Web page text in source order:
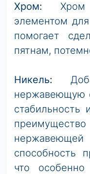
Хром:
элементом
помогает
пятнам,
Никель:
нержавеющую
способность
что